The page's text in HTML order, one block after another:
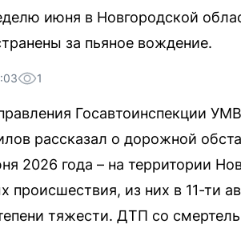
июня в Новгородской
за пьяное вождение.
1
Госавтоинспекции
рассказал о дорожной
2026 года – на территории
происшествия, из них в 11-ти
тяжести. ДТП со